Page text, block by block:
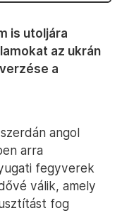
is utoljára
az ukrán
a
angol
arra
fegyverek
válik, amely
fog